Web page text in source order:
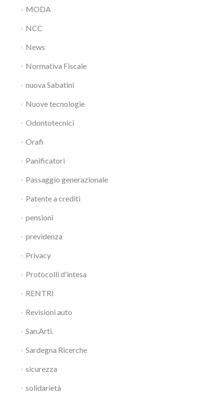
MODA
NCC
News
Normativa Fiscale
nuova Sabatini
Nuove tecnologie
Odontotecnici
Orafi
Panificatori
Passaggio generazionale
Patente a crediti
pensioni
previdenza
Privacy
Protocolli d'intesa
RENTRI
Revisioni auto
San.Arti.
Sardegna Ricerche
sicurezza
solidarietà